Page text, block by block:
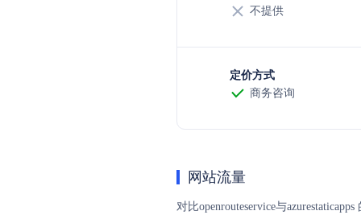
不提供
定价方式
商务咨询
网站流量
对比openrouteservice与